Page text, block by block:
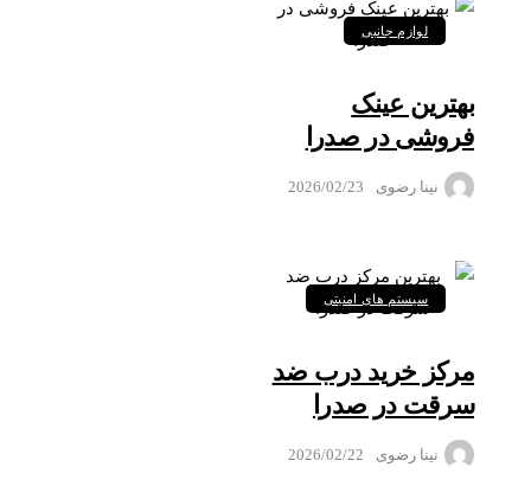
لوازم جانبی
بهترین عینک
فروشی در صدرا
نینا رضوی 2026/02/23
سیستم های امنیتی
مرکز خرید درب ضد
سرقت در صدرا
نینا رضوی 2026/02/22